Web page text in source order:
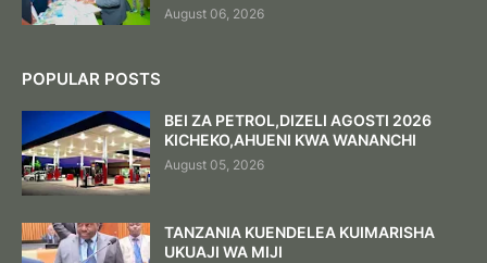
August 06, 2026
POPULAR POSTS
BEI ZA PETROL,DIZELI AGOSTI 2026
KICHEKO,AHUENI KWA WANANCHI
August 05, 2026
TANZANIA KUENDELEA KUIMARISHA
UKUAJI WA MIJI